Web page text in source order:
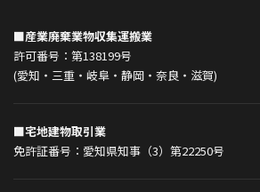
■産業廃棄業物収集運搬業
許可番号：第138199号
(愛知・三重・岐阜・静岡・奈良・滋賀)
■宅地建物取引業
免許証番号：愛知県知事（3）第22250号